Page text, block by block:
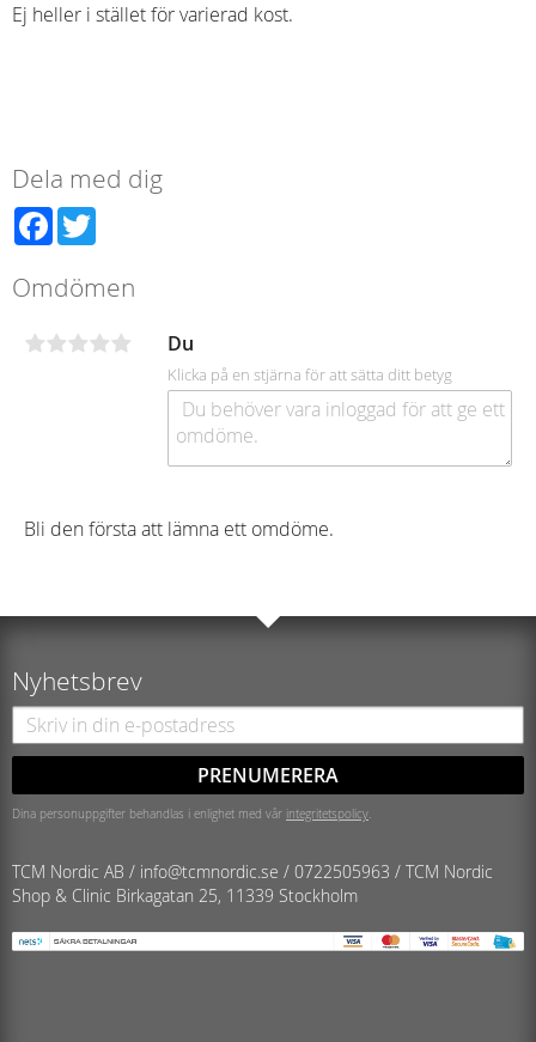
Ej heller i stället för varierad kost.
Dela med dig
Facebook
Omdömen
Du
Klicka på en stjärna för att sätta ditt betyg
Bli den första att lämna ett omdöme.
Nyhetsbrev
PRENUMERERA
Dina personuppgifter behandlas i enlighet med vår integritetspolicy.
TCM Nordic AB / info@tcmnordic.se / 0722505963 / TCM Nordic
Shop & Clinic Birkagatan 25, 11339 Stockholm